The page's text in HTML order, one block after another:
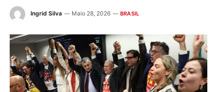
Ingrid Silva Maio 28, 2026 BRASIL